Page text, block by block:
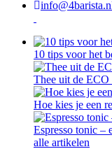
10 tips voor het
Thee uit de ECO
Hoe kies je een
Espresso tonic –
alle artikelen